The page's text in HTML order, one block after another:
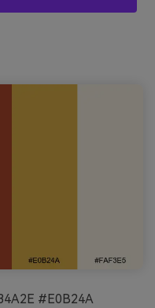
#E0B24A